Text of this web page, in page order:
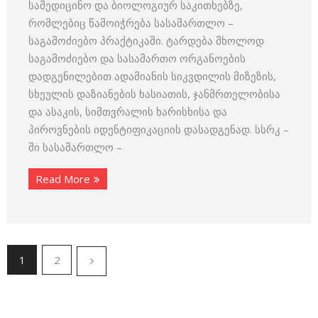
სამედიცინო და ბიოლოგიურ საკითხებზე,
რომლებიც წამოიჭრება სასამართლო –
საგამოძიებო პრაქტიკაში. ტარდება მხოლოდ
საგამოძიებო და სასამართო ორგანოების
დადგენილებით ადამიანის სიკვდილის მიზეზის,
სხეულის დაზიანების ხასიათის, ჯანმრთელობისა
და ასაკის, სიმთვრალის ხარისხისა და
პიროვნების იდენტიფიკაციის დასადგენად. სსრკ –
ში სასამართლო –
Read More
1 2